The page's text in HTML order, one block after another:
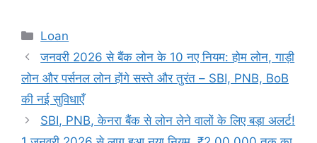
a
t
s
Categories
Loan
जनवरी 2026 से बैंक लोन के 10 नए नियम: होम लोन, गाड़ी
लोन और पर्सनल लोन होंगे सस्ते और तुरंत – SBI, PNB, BoB
की नई सुविधाएँ
SBI, PNB, केनरा बैंक से लोन लेने वालों के लिए बड़ा अलर्ट!